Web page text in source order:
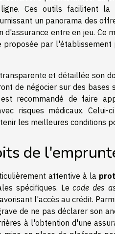
Ces outils facilitent la
un panorama des
d'assurance entre en jeu. Ce
par l'établissement
et détaillée son
de négocier sur des bases
recommandé de faire
risques médicaux.
les meilleures conditions
de
attentive à la
spécifiques. Lecode des
l'accès au crédit.
de ne pas déclarer son
à l'obtention d'une